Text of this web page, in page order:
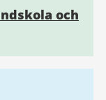
och